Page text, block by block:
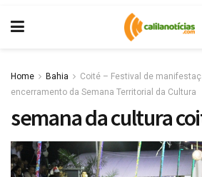
Home Bahia
Coité – Festival de
encerramento da Semana Territorial da Cultura
semana da cultura